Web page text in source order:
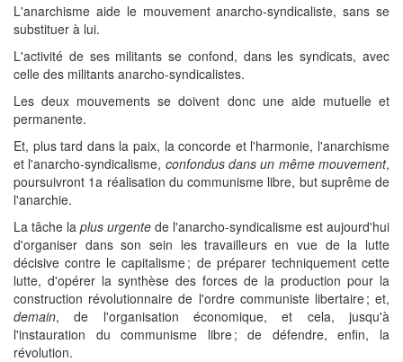
L'anarchisme aide le mouvement anarcho-syndicaliste, sans se
substituer à lui.
L'activité de ses militants se confond, dans les syndicats, avec
celle des militants anarcho-syndicalistes.
Les deux mouvements se doivent donc une aide mutuelle et
permanente.
Et, plus tard dans la paix, la concorde et l'harmonie, l'anarchisme
et l'anarcho-syndicalisme, confondus dans un même mouvement,
poursuivront 1a réalisation du communisme libre, but suprême de
l'anarchie.
La tâche la plus urgente de l'anarcho-syndicalisme est aujourd'hui
d'organiser dans son sein les travailleurs en vue de la lutte
décisive contre le capitalisme ; de préparer techniquement cette
lutte, d'opérer la synthèse des forces de la production pour la
construction révolutionnaire de l'ordre communiste libertaire ; et,
demain, de l'organisation économique, et cela, jusqu'à
l'instauration du communisme libre ; de défendre, enfin, la
révolution.